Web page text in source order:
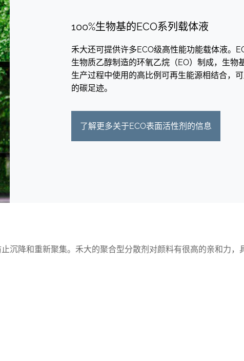
100%生物基的ECO系列载体液
禾大还可提供许多ECO级高性能功能载体液。
生物质乙醇制造的环氧乙烷（EO）制成，生物
生产过程中使用的高比例可再生能源相结合，
的碳足迹。
了解更多关于ECO表面活性剂的信息
降和重新聚集。禾大的聚合型分散剂对颜料有很高的亲和力，